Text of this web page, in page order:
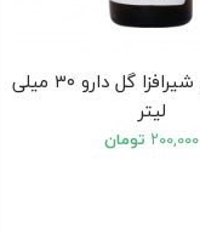
لیتر
۲۰۰,۰۰۰ تومان